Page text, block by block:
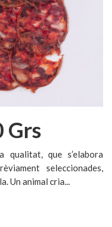
Grs
qualitat, que s’elabora
seleccionades,
Un animal cria...